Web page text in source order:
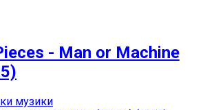
- Man or Machine
музики